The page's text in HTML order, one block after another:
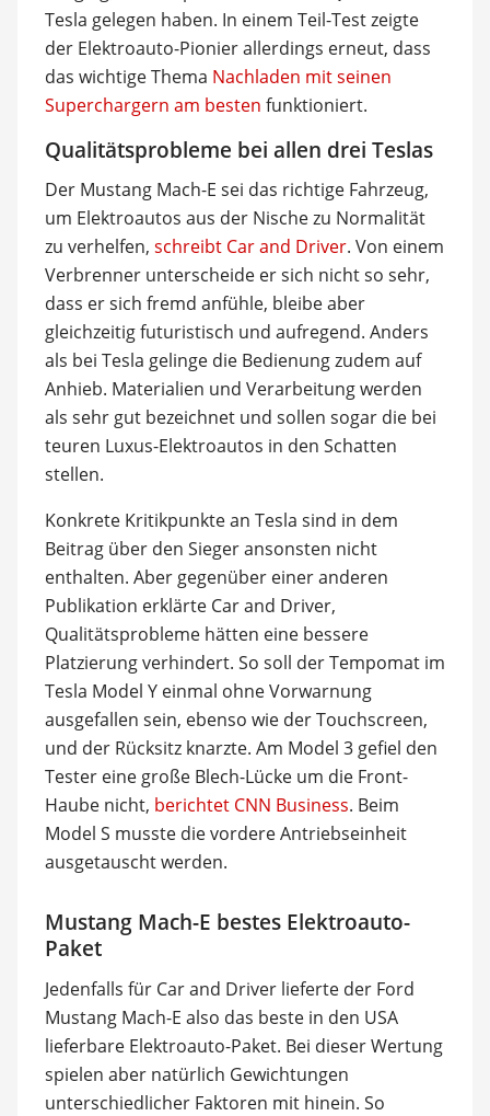
Tesla gelegen haben. In einem Teil-Test zeigte
der Elektroauto-Pionier allerdings erneut, dass
das wichtige Thema Nachladen mit seinen
Superchargern am besten funktioniert.
Qualitätsprobleme bei allen drei Teslas
Der Mustang Mach-E sei das richtige Fahrzeug,
um Elektroautos aus der Nische zu Normalität
zu verhelfen, schreibt Car and Driver. Von einem
Verbrenner unterscheide er sich nicht so sehr,
dass er sich fremd anfühle, bleibe aber
gleichzeitig futuristisch und aufregend. Anders
als bei Tesla gelinge die Bedienung zudem auf
Anhieb. Materialien und Verarbeitung werden
als sehr gut bezeichnet und sollen sogar die bei
teuren Luxus-Elektroautos in den Schatten
stellen.
Konkrete Kritikpunkte an Tesla sind in dem
Beitrag über den Sieger ansonsten nicht
enthalten. Aber gegenüber einer anderen
Publikation erklärte Car and Driver,
Qualitätsprobleme hätten eine bessere
Platzierung verhindert. So soll der Tempomat im
Tesla Model Y einmal ohne Vorwarnung
ausgefallen sein, ebenso wie der Touchscreen,
und der Rücksitz knarzte. Am Model 3 gefiel den
Tester eine große Blech-Lücke um die Front-
Haube nicht, berichtet CNN Business. Beim
Model S musste die vordere Antriebseinheit
ausgetauscht werden.
Mustang Mach-E bestes Elektroauto-
Paket
Jedenfalls für Car and Driver lieferte der Ford
Mustang Mach-E also das beste in den USA
lieferbare Elektroauto-Paket. Bei dieser Wertung
spielen aber natürlich Gewichtungen
unterschiedlicher Faktoren mit hinein. So